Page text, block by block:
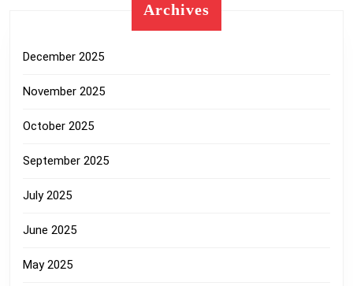
Archives
December 2025
November 2025
October 2025
September 2025
July 2025
June 2025
May 2025